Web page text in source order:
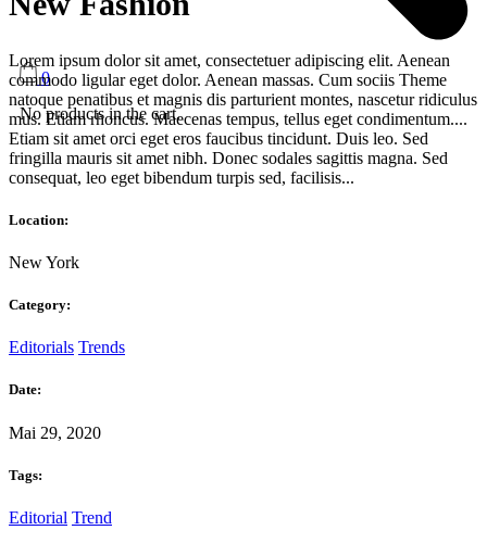
0
No products in the cart.
Lorem ipsum dolor sit amet, consectetuer adipiscing elit. Aenean
commodo ligular eget dolor. Aenean massas. Cum sociis Theme
natoque penatibus et magnis dis parturient montes, nascetur ridiculus
mus. Etiam rhoncus. Maecenas tempus, tellus eget condimentum....
Etiam sit amet orci eget eros faucibus tincidunt. Duis leo. Sed
fringilla mauris sit amet nibh. Donec sodales sagittis magna. Sed
consequat, leo eget bibendum turpis sed, facilisis...
Location:
New York
Category:
Editorials Trends
Date:
Mai 29, 2020
Tags:
Editorial Trend